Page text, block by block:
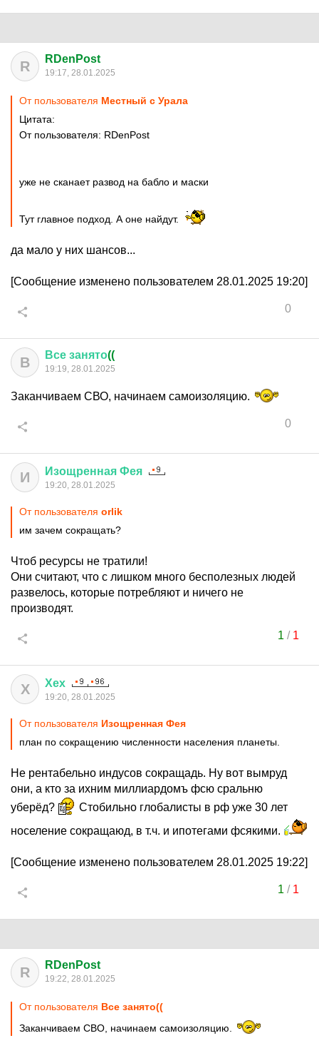
R RDenPost
19:17, 28.01.2025
От пользователя Местный с Урала
Цитата:
От пользователя: RDenPost
уже не сканает развод на бабло и маски
Тут главное подход. А оне найдут.
да мало у них шансов...
[Сообщение изменено пользователем 28.01.2025 19:20]
0
В Все занято((
19:19, 28.01.2025
Заканчиваем СВО, начинаем самоизоляцию.
0
И Изощренная Фея
19:20, 28.01.2025
От пользователя orlik
им зачем сокращать?
Чтоб ресурсы не тратили!
Они считают, что с лишком много бесполезных людей
развелось, которые потребляют и ничего не
производят.
1 / 1
Х Хех
19:20, 28.01.2025
От пользователя Изощренная Фея
план по сокращению численности населения планеты.
Не рентабельно индусов сокращадь. Ну вот вымруд
они, а кто за ихним миллиардомъ фсю сральню
уберёд?
Стобильно глобалисты в рф уже 30 лет
носеление сокращаюд, в т.ч. и ипотегами фсякими.
[Сообщение изменено пользователем 28.01.2025 19:22]
1 / 1
R RDenPost
19:22, 28.01.2025
От пользователя Все занято((
Заканчиваем СВО, начинаем самоизоляцию.